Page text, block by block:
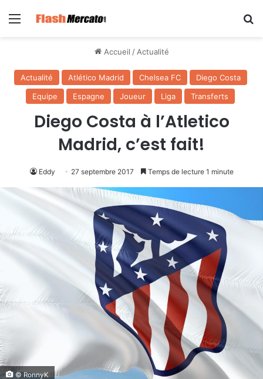
Menu
Accueil / Actualité
Actualité Atlético Madrid Chelsea FC
Diego Costa
Equipe
Espagne Joueur Liga Transferts
Diego Costa à l’Atletico
Madrid, c’est fait!
Eddy 27 septembre 2017 Temps de lecture 1 minute
© RonnyK